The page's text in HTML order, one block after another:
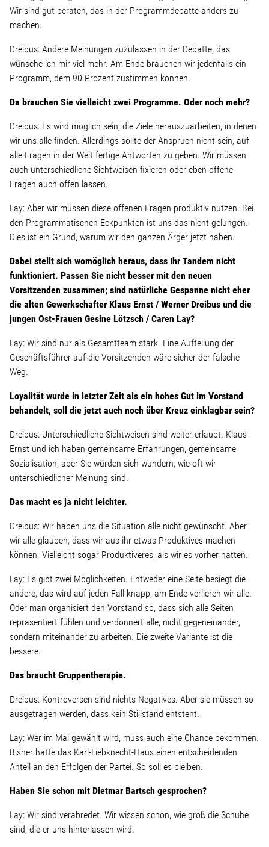
Wir sind gut beraten, das in der Programmdebatte anders zu
machen.
Dreibus: Andere Meinungen zuzulassen in der Debatte, das
wünsche ich mir viel mehr. Am Ende brauchen wir jedenfalls ein
Programm, dem 90 Prozent zustimmen können.
Da brauchen Sie vielleicht zwei Programme. Oder noch mehr?
Dreibus: Es wird möglich sein, die Ziele herauszuarbeiten, in denen
wir uns alle finden. Allerdings sollte der Anspruch nicht sein, auf
alle Fragen in der Welt fertige Antworten zu geben. Wir müssen
auch unterschiedliche Sichtweisen fixieren oder eben offene
Fragen auch offen lassen.
Lay: Aber wir müssen diese offenen Fragen produktiv nutzen. Bei
den Programmatischen Eckpunkten ist uns das nicht gelungen.
Dies ist ein Grund, warum wir den ganzen Ärger jetzt haben.
Dabei stellt sich womöglich heraus, dass Ihr Tandem nicht
funktioniert. Passen Sie nicht besser mit den neuen
Vorsitzenden zusammen; sind natürliche Gespanne nicht eher
die alten Gewerkschafter Klaus Ernst / Werner Dreibus und die
jungen Ost-Frauen Gesine Lötzsch / Caren Lay?
Lay: Wir sind nur als Gesamtteam stark. Eine Aufteilung der
Geschäftsführer auf die Vorsitzenden wäre sicher der falsche
Weg.
Loyalität wurde in letzter Zeit als ein hohes Gut im Vorstand
behandelt, soll die jetzt auch noch über Kreuz einklagbar sein?
Dreibus: Unterschiedliche Sichtweisen sind weiter erlaubt. Klaus
Ernst und ich haben gemeinsame Erfahrungen, gemeinsame
Sozialisation, aber Sie würden sich wundern, wie oft wir
unterschiedlicher Meinung sind.
Das macht es ja nicht leichter.
Dreibus: Wir haben uns die Situation alle nicht gewünscht. Aber
wir alle glauben, dass wir aus ihr etwas Produktives machen
können. Vielleicht sogar Produktiveres, als wir es vorher hatten.
Lay: Es gibt zwei Möglichkeiten. Entweder eine Seite besiegt die
andere, das wird auf jeden Fall knapp, am Ende verlieren wir alle.
Oder man organisiert den Vorstand so, dass sich alle Seiten
repräsentiert fühlen und verdonnert alle, nicht gegeneinander,
sondern miteinander zu arbeiten. Die zweite Variante ist die
bessere.
Das braucht Gruppentherapie.
Dreibus: Kontroversen sind nichts Negatives. Aber sie müssen so
ausgetragen werden, dass kein Stillstand entsteht.
Lay: Wer im Mai gewählt wird, muss auch eine Chance bekommen.
Bisher hatte das Karl-Liebknecht-Haus einen entscheidenden
Anteil an den Erfolgen der Partei. So soll es bleiben.
Haben Sie schon mit Dietmar Bartsch gesprochen?
Lay: Wir sind verabredet. Wir wissen schon, wie groß die Schuhe
sind, die er uns hinterlassen wird.